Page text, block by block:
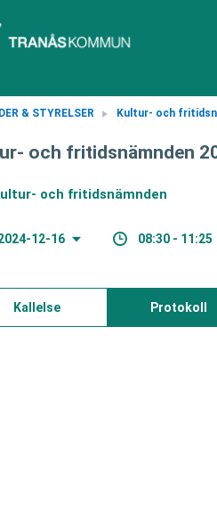
& STYRELSER Kultur- och
och fritidsnämnden
och fritidsnämnden
12-16 08:30 - 11:25
Kallelse Protokoll